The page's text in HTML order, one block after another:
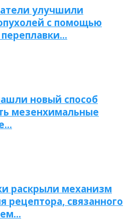
улучшили
с помощью
новый способ
мезенхимальные
раскрыли механизм
рецептора, связанного